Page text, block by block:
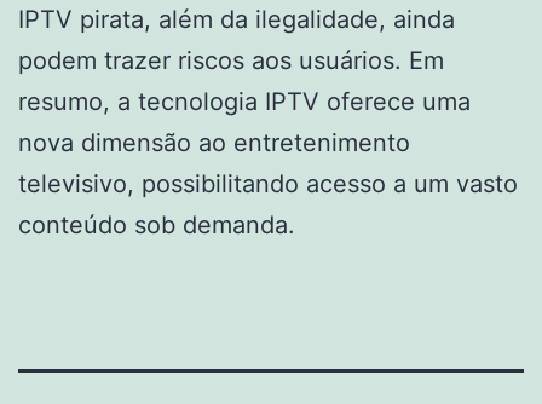
IPTV pirata, além da ilegalidade, ainda
podem trazer riscos aos usuários. Em
resumo, a tecnologia IPTV oferece uma
nova dimensão ao entretenimento
televisivo, possibilitando acesso a um vasto
conteúdo sob demanda.